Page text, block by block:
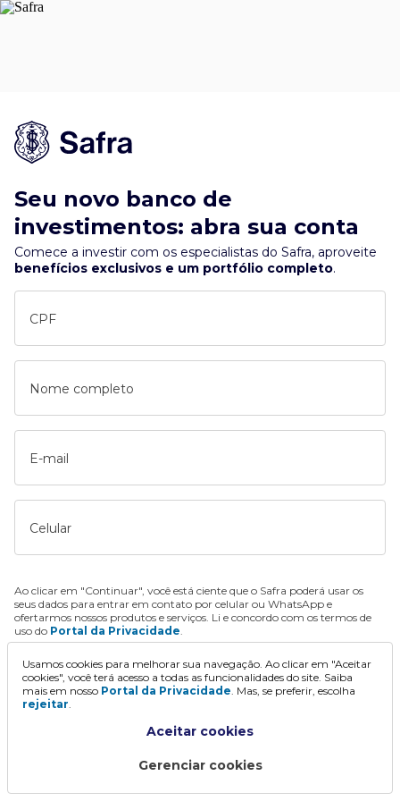
Seu novo banco de
investimentos: abra sua conta
Comece a investir com os especialistas do Safra, aproveite
benefícios exclusivos e um portfólio completo.
CPF
Nome completo
E-mail
Celular
Ao clicar em "Continuar", você está ciente que o Safra poderá usar os
seus dados para entrar em contato por celular ou WhatsApp e
ofertarmos nossos produtos e serviços. Li e concordo com os termos de
uso do Portal da Privacidade.
Continuar
Usamos cookies para melhorar sua navegação. Ao clicar em "Aceitar
cookies", você terá acesso a todas as funcionalidades do site. Saiba
mais em nosso Portal da Privacidade. Mas, se preferir, escolha
rejeitar.
Aceitar cookies
Gerenciar cookies